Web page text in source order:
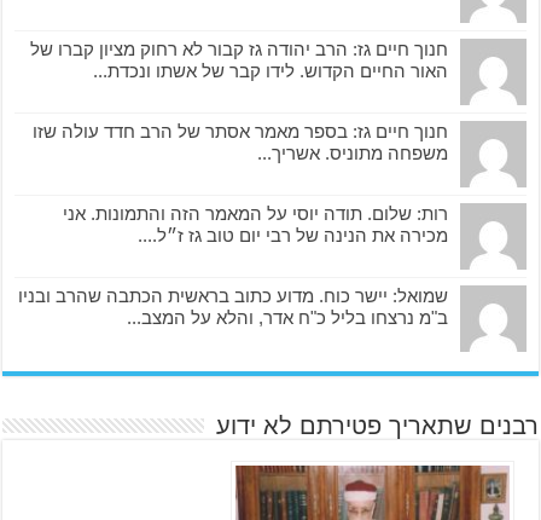
חנוך חיים גז: הרב יהודה גז קבור לא רחוק מציון קברו של
האור החיים הקדוש. לידו קבר של אשתו ונכדת...
חנוך חיים גז: בספר מאמר אסתר של הרב חדד עולה שזו
משפחה מתוניס. אשריך...
רות: שלום. תודה יוסי על המאמר הזה והתמונות. אני
מכירה את הנינה של רבי יום טוב גז ז״ל....
שמואל: יישר כוח. מדוע כתוב בראשית הכתבה שהרב ובניו
ב"מ נרצחו בליל כ"ח אדר, והלא על המצב...
רבנים שתאריך פטירתם לא ידוע